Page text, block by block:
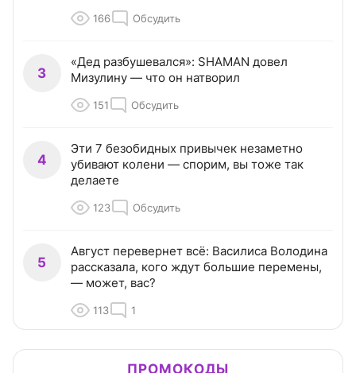
166 Обсудить
3
«Дед разбушевался»: SHAMAN довел
Мизулину — что он натворил
151 Обсудить
4
Эти 7 безобидных привычек незаметно
убивают колени — спорим, вы тоже так
делаете
123 Обсудить
5
Август перевернет всё: Василиса Володина
рассказала, кого ждут большие перемены,
— может, вас?
113 1
ПРОМОКОДЫ